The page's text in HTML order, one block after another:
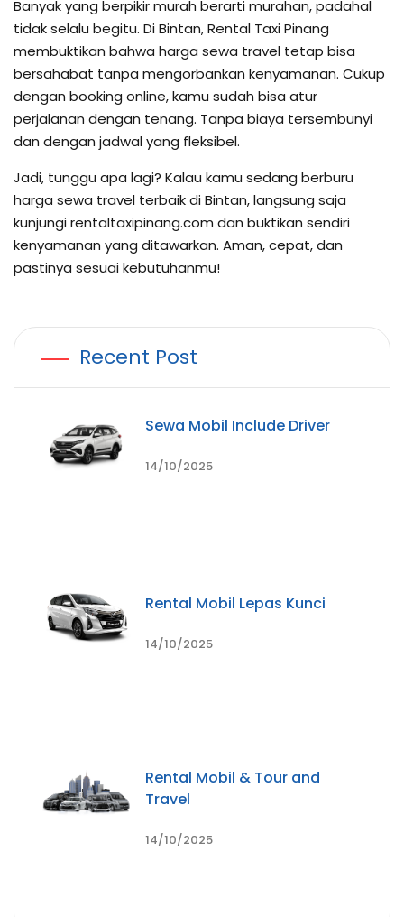
Banyak yang berpikir murah berarti murahan, padahal
tidak selalu begitu. Di Bintan, Rental Taxi Pinang
membuktikan bahwa harga sewa travel tetap bisa
bersahabat tanpa mengorbankan kenyamanan. Cukup
dengan booking online, kamu sudah bisa atur
perjalanan dengan tenang. Tanpa biaya tersembunyi
dan dengan jadwal yang fleksibel.
Jadi, tunggu apa lagi? Kalau kamu sedang berburu
harga sewa travel terbaik di Bintan, langsung saja
kunjungi rentaltaxipinang.com dan buktikan sendiri
kenyamanan yang ditawarkan. Aman, cepat, dan
pastinya sesuai kebutuhanmu!
Recent Post
Sewa Mobil Include Driver
14/10/2025
Rental Mobil Lepas Kunci
14/10/2025
Rental Mobil & Tour and
Travel
14/10/2025